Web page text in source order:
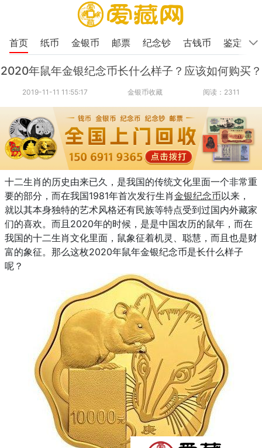
首页 纸币 金银币 邮票 纪念钞 古钱币 鉴定
2020年鼠年金银纪念币长什么样子？应该如何购买？
2019-11-11 11:55:17 金银币收藏 阅读：2311
十二生肖的历史由来已久，是我国的传统文化里面一个非常重
要的部分，而在我国1981年首次发行生肖金银纪念币以来，
就以其本身独特的艺术风格还有民族等特点受到过国内外藏家
们的喜欢。而且2020年的时候，是是中国农历的鼠年，而在
我国的十二生肖文化里面，鼠象征着机灵、聪慧，而且也是财
富的象征。那么这枚2020年鼠年金银纪念币是长什么样子
呢？